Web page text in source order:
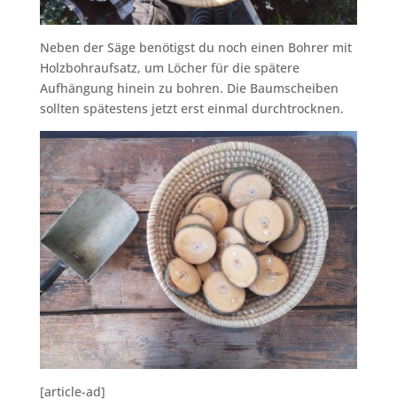
Neben der Säge benötigst du noch einen Bohrer mit
Holzbohraufsatz, um Löcher für die spätere
Aufhängung hinein zu bohren. Die Baumscheiben
sollten spätestens jetzt erst einmal durchtrocknen.
[article-ad]